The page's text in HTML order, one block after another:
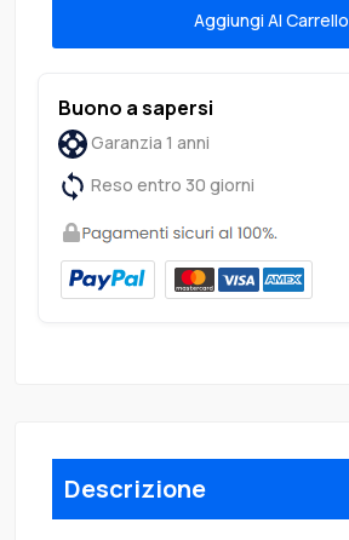
Aggiungi Al Carrello
Buono a sapersi
Garanzia 1 anni
Reso entro 30 giorni
Descrizione